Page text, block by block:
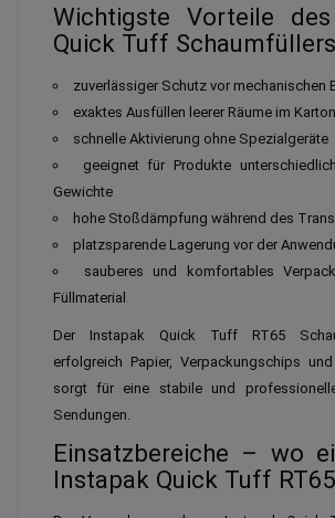
Wichtigste Vorteile
Quick Tuff Schaumfüllers
zuverlässiger Schutz vor mechanischen
exaktes Ausfüllen leerer Räume im Karton
schnelle Aktivierung ohne Spezialgeräte
geeignet für Produkte
Gewichte
hohe Stoßdämpfung während des
platzsparende Lagerung vor der
sauberes und komfortables
Füllmaterial
Der Instapak Quick Tuff RT65
erfolgreich Papier, Verpackungschips
sorgt für eine stabile und
Sendungen.
Einsatzbereiche – wo
Instapak Quick Tuff RT65